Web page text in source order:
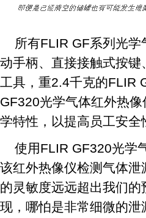
所有FLIR GF系列光
动手柄、直接接触式按
工具，重2.4千克的FLIR
GF320光学气体红外热
学特性，以提高员工安
使用FLIR GF320光学
该红外热像仪检测气体泄
的灵敏度远远超出我们
现，哪怕是非常细微的